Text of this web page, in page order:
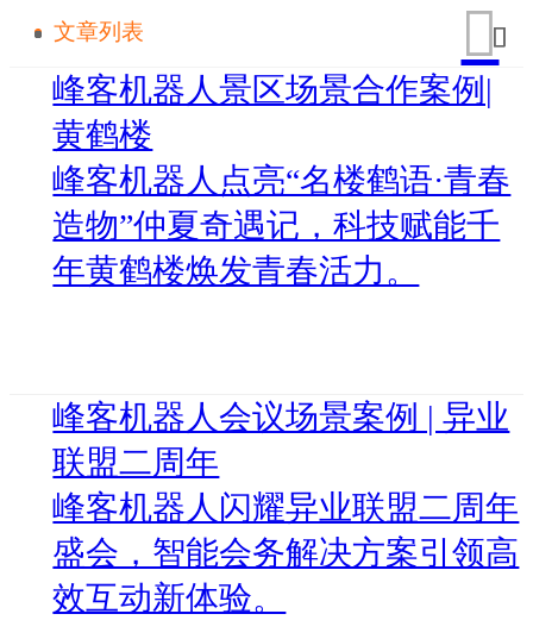
文章列表
峰客机器人景区场景合作案例|
黄鹤楼
峰客机器人点亮“名楼鹤语·青春
造物”仲夏奇遇记，科技赋能千
年黄鹤楼焕发青春活力。
峰客机器人会议场景案例 | 异业
联盟二周年
峰客机器人闪耀异业联盟二周年
盛会，智能会务解决方案引领高
效互动新体验。